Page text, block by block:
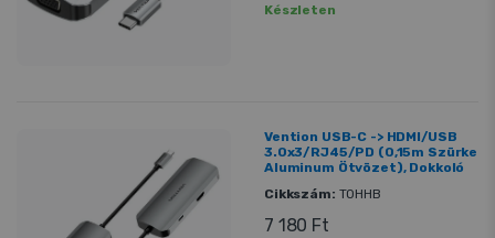
Készleten
Vention USB-C -> HDMI/USB
3.0x3/RJ45/PD (0,15m Szürke
Aluminum Ötvözet), Dokkoló
Cikkszám: TOHHB
7 180 Ft